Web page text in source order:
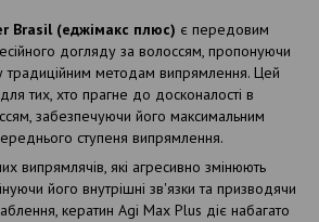
Brasil (еджімакс плюс) є передовим
догляду за волоссям, пропонуючи
традиційним методам випрямлення. Цей
тих, хто прагне до досконалості в
забезпечуючи його максимальним
ступеня випрямлення.
випрямлячів, які агресивно змінюють
його внутрішні зв'язки та призводячи
кератин Agi Max Plus діє набагато